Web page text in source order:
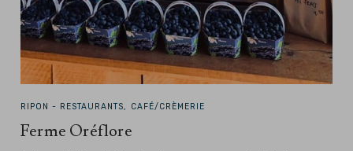
RIPON - RESTAURANTS, CAFÉ/CRÈMERIE
Ferme Oréflore